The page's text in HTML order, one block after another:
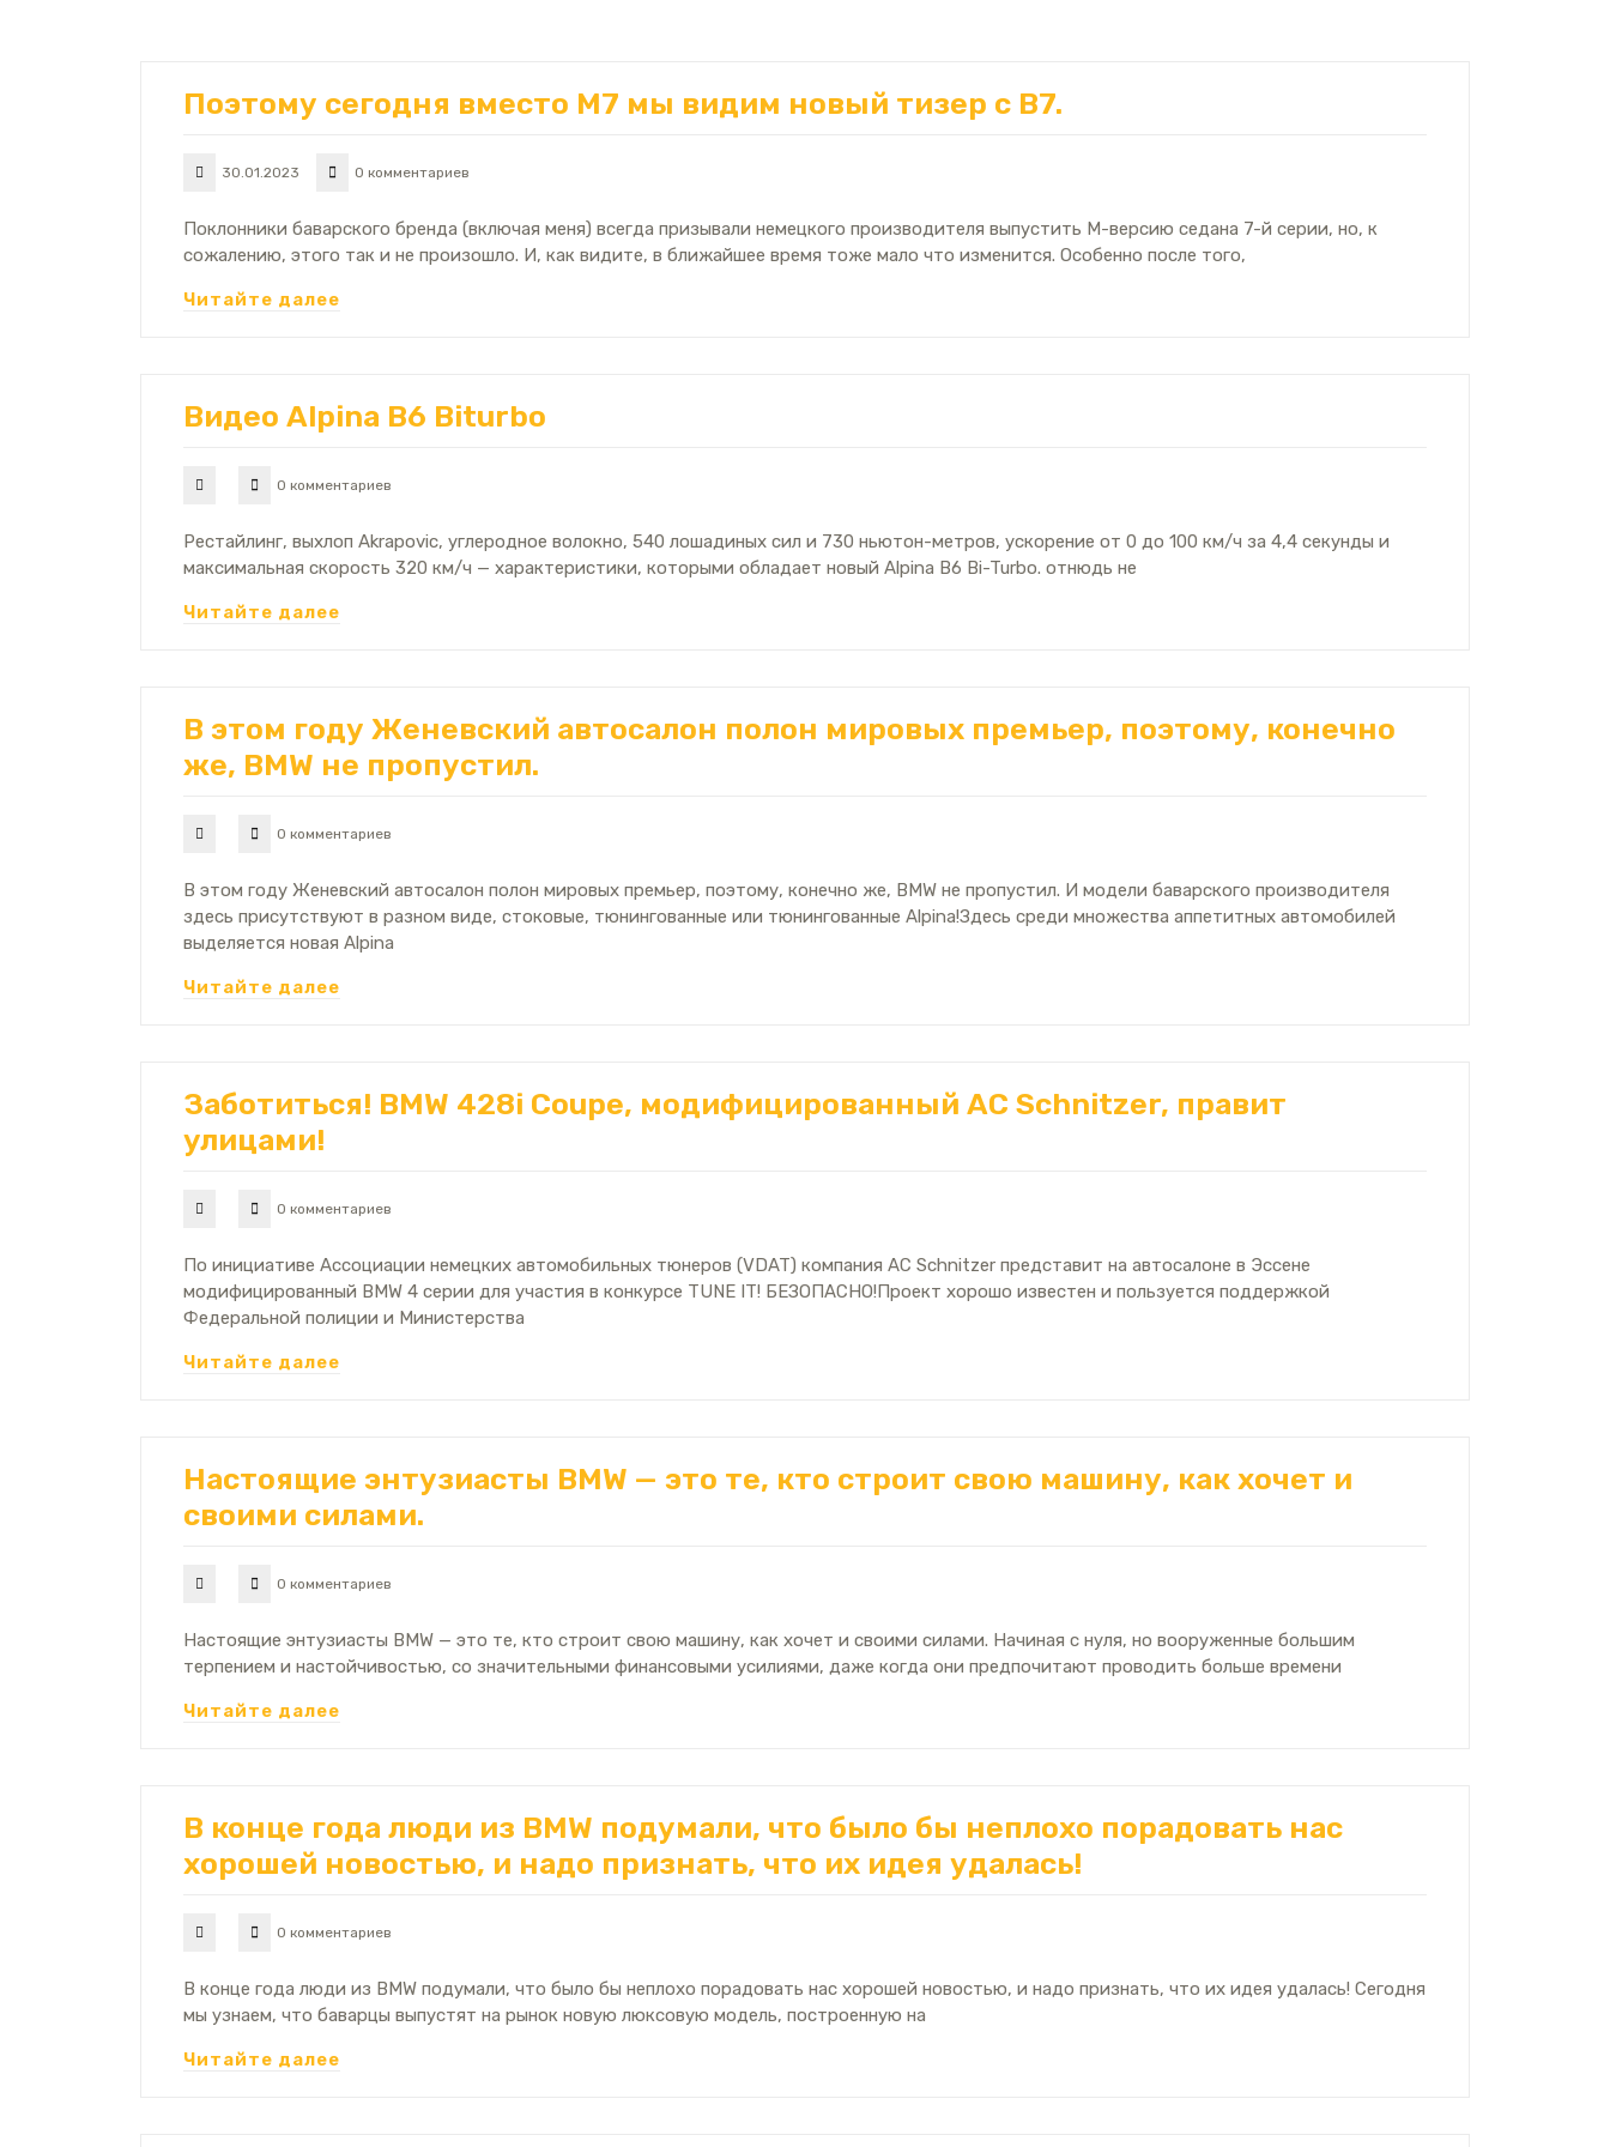
Поэтому сегодня вместо M7 мы видим новый тизер с B7.
30.01.2023 0 комментариев
Поклонники баварского бренда (включая меня) всегда призывали немецкого производителя выпустить М-версию седана 7-й серии, но, к
сожалению, этого так и не произошло. И, как видите, в ближайшее время тоже мало что изменится. Особенно после того,
Читайте далее
Видео Alpina B6 Biturbo
0 комментариев
Рестайлинг, выхлоп Akrapovic, углеродное волокно, 540 лошадиных сил и 730 ньютон-метров, ускорение от 0 до 100 км/ч за 4,4 секунды и
максимальная скорость 320 км/ч — характеристики, которыми обладает новый Alpina B6 Bi-Turbo. отнюдь не
Читайте далее
В этом году Женевский автосалон полон мировых премьер, поэтому, конечно
же, BMW не пропустил.
0 комментариев
В этом году Женевский автосалон полон мировых премьер, поэтому, конечно же, BMW не пропустил. И модели баварского производителя
здесь присутствуют в разном виде, стоковые, тюнингованные или тюнингованные Alpina!Здесь среди множества аппетитных автомобилей
выделяется новая Alpina
Читайте далее
Заботиться! BMW 428i Coupe, модифицированный AC Schnitzer, правит
улицами!
0 комментариев
По инициативе Ассоциации немецких автомобильных тюнеров (VDAT) компания AC Schnitzer представит на автосалоне в Эссене
модифицированный BMW 4 серии для участия в конкурсе TUNE IT! БЕЗОПАСНО!Проект хорошо известен и пользуется поддержкой
Федеральной полиции и Министерства
Читайте далее
Настоящие энтузиасты BMW — это те, кто строит свою машину, как хочет и
своими силами.
0 комментариев
Настоящие энтузиасты BMW — это те, кто строит свою машину, как хочет и своими силами. Начиная с нуля, но вооруженные большим
терпением и настойчивостью, со значительными финансовыми усилиями, даже когда они предпочитают проводить больше времени
Читайте далее
В конце года люди из BMW подумали, что было бы неплохо порадовать нас
хорошей новостью, и надо признать, что их идея удалась!
0 комментариев
В конце года люди из BMW подумали, что было бы неплохо порадовать нас хорошей новостью, и надо признать, что их идея удалась! Сегодня
мы узнаем, что баварцы выпустят на рынок новую люксовую модель, построенную на
Читайте далее